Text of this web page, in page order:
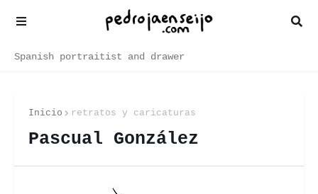
Spanish portraitist and drawer
Inicio retratos y caricaturas
Pascual González